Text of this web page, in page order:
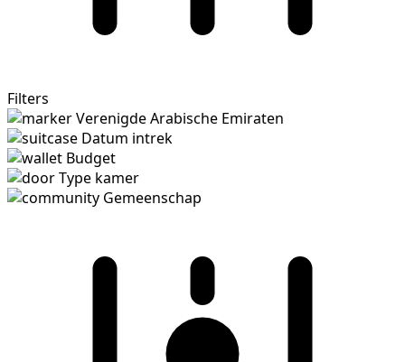
Filters
Verenigde Arabische Emiraten
Datum intrek
Budget
Type kamer
Gemeenschap